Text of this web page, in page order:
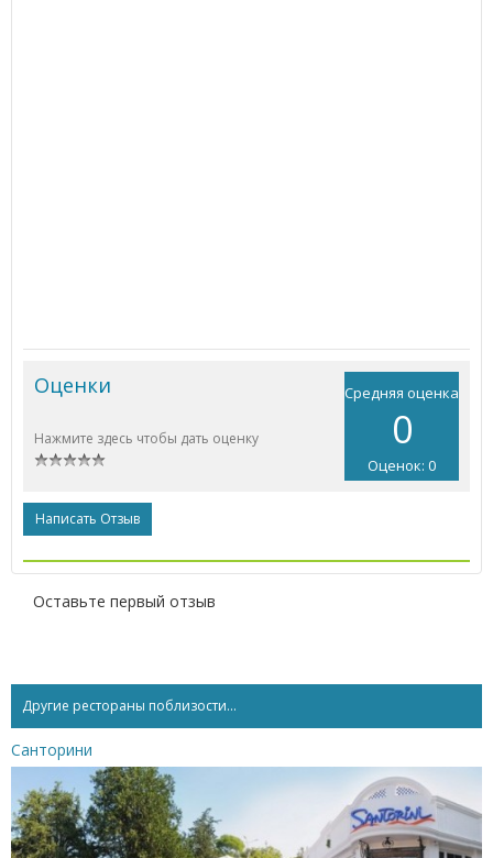
Средняя оценка
0
Оценок: 0
Оценки
Нажмите здесь чтобы дать оценку
Написать Отзыв
Оставьте первый отзыв
Другие рестораны поблизости...
Санторини